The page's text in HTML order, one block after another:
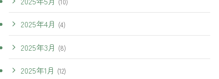
2025年4月 (4)
2025年3月 (8)
2025年1月 (12)